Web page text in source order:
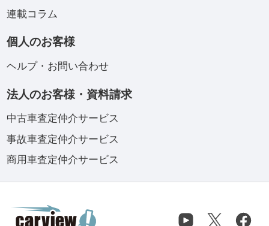
連載コラム
個人のお客様
ヘルプ・お問い合わせ
法人のお客様・資料請求
中古車査定仲介サービス
事故車査定仲介サービス
商用車査定仲介サービス